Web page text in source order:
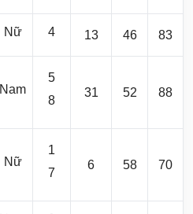
Nữ 4 13 46 83
Nam
5
8
31 52 88
Nữ
1
7
6 58 70